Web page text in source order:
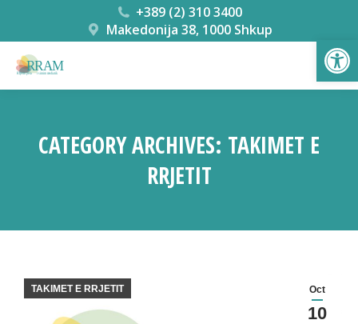
+389 (2) 310 3400
Makedonija 38, 1000 Shkup
CATEGORY ARCHIVES: TAKIMET E
RRJETIT
Oct
10
TAKIMET E RRJETIT